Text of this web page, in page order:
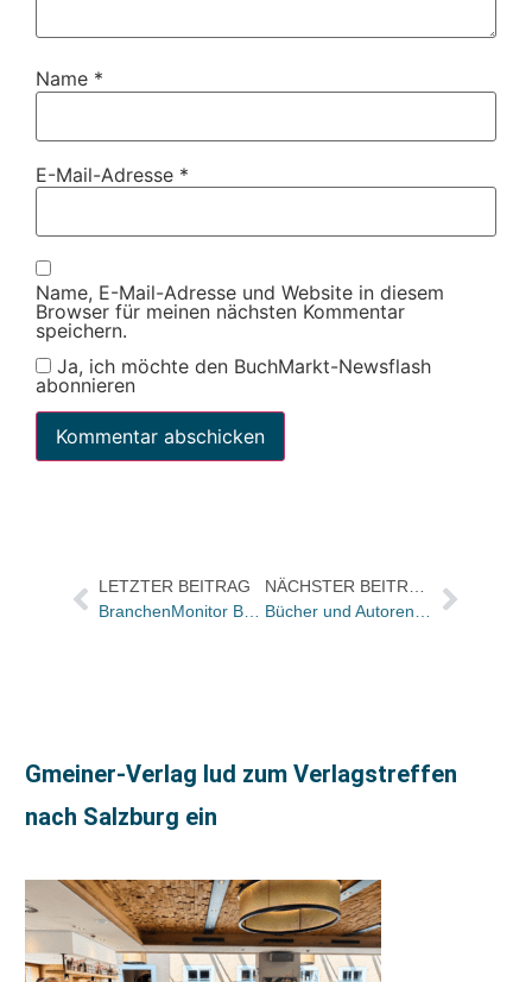
Name *
E-Mail-Adresse *
Name, E-Mail-Adresse und Website in diesem
Browser für meinen nächsten Kommentar
speichern.
Ja, ich möchte den BuchMarkt-Newsflash
abonnieren
LETZTER BEITRAG
BranchenMonitor Buch meldet Umsatzminus zum Jahresstart
Gmeiner-Verlag lud zum Verlagstreffen
nach Salzburg ein